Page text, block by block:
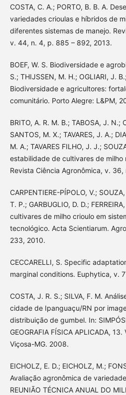
COSTA, C. A.; PORTO, B. B. A.
variedades crioulas e híbridos de
diferentes sistemas de manejo.
v. 44, n. 4, p. 885 – 892, 2013.
BOEF, W. S. Biodiversidade e
S.; THIJSSEN, M. H.; OGLIARI, J.
Biodiversidade e agricultores:
comunitário. Porto Alegre: L&PM,
BRITO, A. R. M. B.; TABOSA, J. N.;
SANTOS, M. X.; TAVARES, J. A.;
M. A.; TAVARES FILHO, J. J.;
estabilidade de cultivares de milho
Revista Ciência Agronômica, v.
CARPENTIERE-PÍPOLO, V.;
T. P.; GARBUGLIO, D. D.;
cultivares de milho crioulo em
tecnológico. Acta Scientiarum.
233, 2010.
CECCARELLI, S. Specific
marginal conditions. Euphytica, v.
COSTA, J. R. S.; SILVA, F. M.
cidade de Ipanguaçu/RN por
distribuição de gumbel. In:
GEOGRAFIA FÍSICA APLICADA,
Viçosa-MG. 2008.
EICHOLZ, E. D.; EICHOLZ, M.;
Avaliação agronômica de
REUNIÃO TÉCNICA ANUAL DO